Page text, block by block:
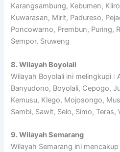
Karangsambung, Kebumen,
Kuwarasan, Mirit, Padureso,
Poncowarno, Prembun, Puring,
Sempor, Sruweng
8. Wilayah Boyolali
Wilayah Boyolali ini melingkupi :
Banyudono, Boyolali, Cepogo,
Kemusu, Klego, Mojosongo,
Sambi, Sawit, Selo, Simo, Teras,
9. Wilayah Semarang
Wilayah Semarang ini